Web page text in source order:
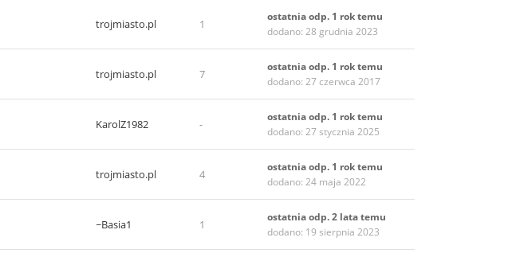
trojmiasto.pl 1
ostatnia odp. 1 rok temu
dodano: 28 grudnia 2023
trojmiasto.pl 7
ostatnia odp. 1 rok temu
dodano: 27 czerwca 2017
KarolZ1982 -
ostatnia odp. 1 rok temu
dodano: 27 stycznia 2025
trojmiasto.pl 4
ostatnia odp. 1 rok temu
dodano: 24 maja 2022
~Basia1 1
ostatnia odp. 2 lata temu
dodano: 19 sierpnia 2023